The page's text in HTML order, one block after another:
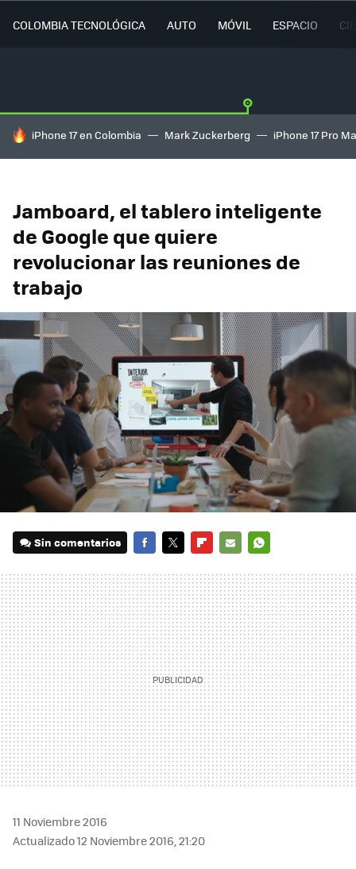
COLOMBIA TECNOLÓGICA AUTO MÓVIL ESPACIO
HOY SE HABLA DE
iPhone 17 en Colombia Mark Zuckerberg iPhone 17 Pro
Jamboard, el tablero inteligente
de Google que quiere
revolucionar las reuniones de
trabajo
Sin comentarios
MAIL
11 Noviembre 2016
Actualizado 12 Noviembre 2016, 21:20